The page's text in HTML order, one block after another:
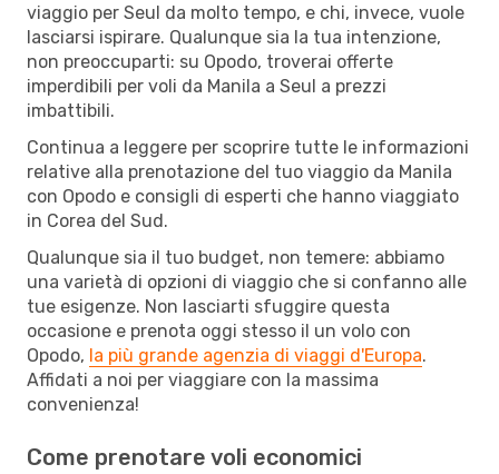
viaggio per Seul da molto tempo, e chi, invece, vuole
lasciarsi ispirare. Qualunque sia la tua intenzione,
non preoccuparti: su Opodo, troverai offerte
imperdibili per voli da Manila a Seul a prezzi
imbattibili.
Continua a leggere per scoprire tutte le informazioni
relative alla prenotazione del tuo viaggio da Manila
con Opodo e consigli di esperti che hanno viaggiato
in Corea del Sud.
Qualunque sia il tuo budget, non temere: abbiamo
una varietà di opzioni di viaggio che si confanno alle
tue esigenze. Non lasciarti sfuggire questa
occasione e prenota oggi stesso il un volo con
Opodo, la più grande agenzia di viaggi d'Europa.
Affidati a noi per viaggiare con la massima
convenienza!
Come prenotare voli economici